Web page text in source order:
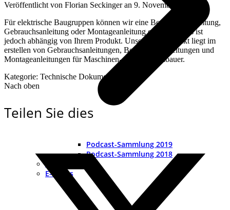
Podcast-Sammlung 2019
Podcast-Sammlung 2018
E-Books
Veröffentlicht von Florian Seckingeran 9. November 2017
Für elektrische Baugruppen können wir eine Bedienungsanleitung,
Gebrauchsanleitung oder Montageanleitung erstellen. Dies ist
jedoch abhängig von Ihrem Produkt. Unser Schwerpunkt liegt im
erstellen von Gebrauchsanleitungen, Bedienungsanleitungen und
Montageanleitungen für Maschinen- und Anlagenbauer.
Kategorie: Technische Dokumentation
Nach oben
Teilen Sie dies